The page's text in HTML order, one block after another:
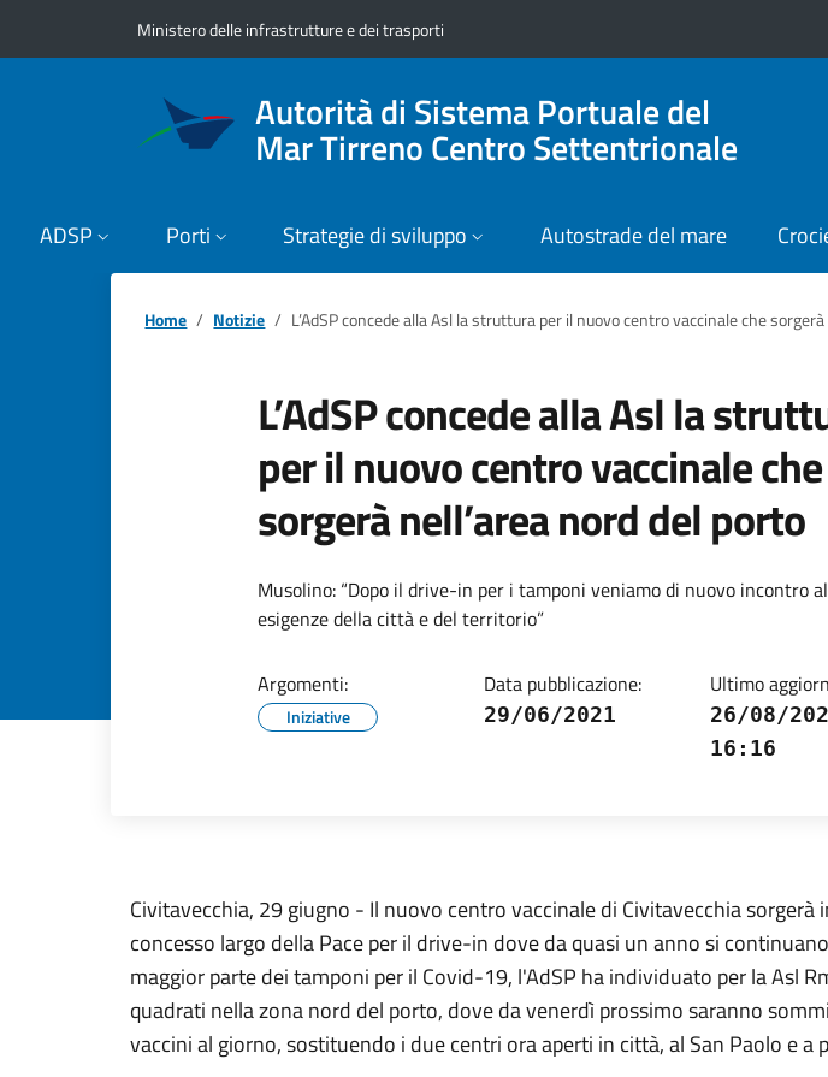
Ministero delle infrastrutture e dei trasporti
Autorità di Sistema Portuale del
Mar Tirreno Centro Settentrionale
ADSP Porti Strategie di sviluppo Autostrade del mare
Home Notizie L’AdSP concede alla Asl la struttura per il nuovo centro vaccinale che
L’AdSP concede alla Asl la
per il nuovo centro vaccinale che
sorgerà nell’area nord del porto
Musolino: “Dopo il drive-in per i tamponi veniamo di nuovo incontro
esigenze della città e del territorio”
Argomenti:
Iniziative
Data pubblicazione:
29/06/2021
Ultimo
26/08/
16:16
Civitavecchia, 29 giugno - Il nuovo centro vaccinale di Civitavecchia sorgerà
concesso largo della Pace per il drive-in dove da quasi un anno si
maggior parte dei tamponi per il Covid-19, l'AdSP ha individuato per la Asl
quadrati nella zona nord del porto, dove da venerdì prossimo saranno
vaccini al giorno, sostituendo i due centri ora aperti in città, al San Paolo e a